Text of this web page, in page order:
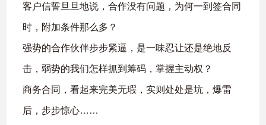
客户信誓旦旦地说，合作没有问题，为何一到签合同
时，附加条件那么多？
强势的合作伙伴步步紧逼，是一味忍让还是绝地反
击，弱势的我们怎样抓到筹码，掌握主动权？
商务合同，看起来完美无瑕，实则处处是坑，爆雷
后，步步惊心……